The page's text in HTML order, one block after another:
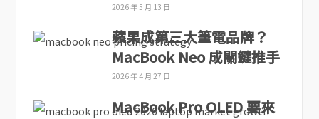
2026 年 5 月 13 日
蘋果成第三大筆電品牌？
MacBook Neo 成關鍵推手
2026 年 4 月 27 日
MacBook Pro OLED 要來